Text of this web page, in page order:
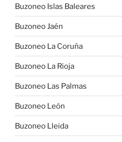
Buzoneo Islas Baleares
Buzoneo Jaén
Buzoneo La Coruña
Buzoneo La Rioja
Buzoneo Las Palmas
Buzoneo León
Buzoneo Lleida